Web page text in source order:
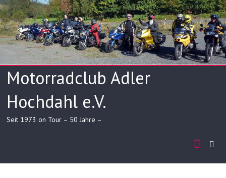
Skip
to
content
Motorradclub Adler
Hochdahl e.V.
Seit 1973 on Tour – 50 Jahre –